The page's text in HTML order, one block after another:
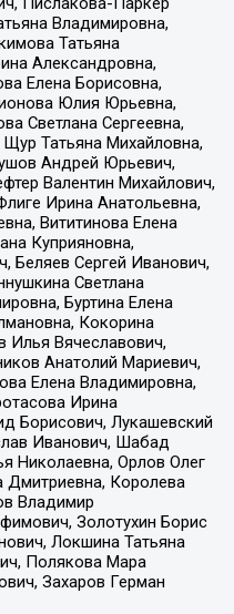
Владимировна,
Татьяна
Александровна,
Елена Борисовна,
Юлия Юрьевна,
Светлана Сергеевна,
Татьяна Михайловна,
Андрей Юрьевич,
Валентин Михайлович,
Ирина Анатольевна,
Вититинова Елена
Куприяновна,
Беляев Сергей Иванович,
Светлана
Буртина Елена
Кокорина
Илья Вячеславович,
Анатолий Мариевич,
Елена Владимировна,
Ирина
Борисович, Лукашевский
Иванович, Шабад
Николаевна, Орлов Олег
Дмитриевна, Королева
Владимир
Золотухин Борис
Локшина Татьяна
Полякова Мара
Захаров Герман